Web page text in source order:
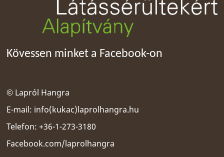
Kövessen minket a Facebook-on
© Lapról Hangra
E-mail: info(kukac)laprolhangra.hu
Telefon: +36-1-273-3180
Facebook.com/laprolhangra